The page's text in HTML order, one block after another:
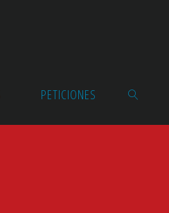
PETICIONES